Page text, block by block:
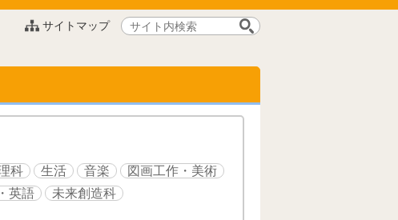
サイトマップ
サ
検
科 生活 音楽
図画工作・美術
英語 未来創造科